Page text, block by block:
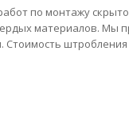
по монтажу
материалов. Мы
Стоимость